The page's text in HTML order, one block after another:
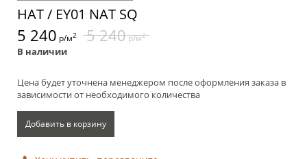
НАТ / EY01 NAT SQ
5 240 р/м2 5 240р/м2
В наличии
Цена будет уточнена менеджером после оформления заказа в
зависимости от необходимого количества
Добавить в корзину